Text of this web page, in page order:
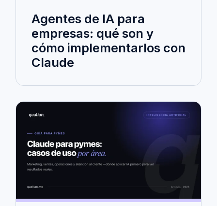
Agentes de IA para
empresas: qué son y
cómo implementarlos con
Claude